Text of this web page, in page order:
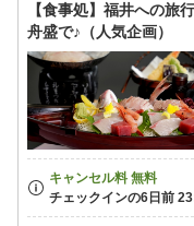
【食事処】福井への旅
舟盛で♪（人気企画）